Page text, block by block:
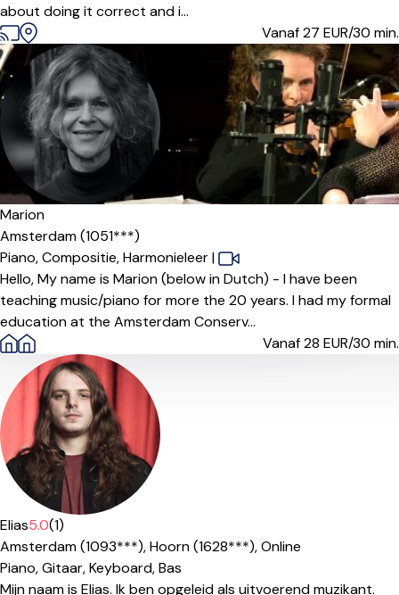
about doing it correct and i...
Vanaf 27 EUR/30 min.
Marion
Amsterdam (1051***)
Piano,Compositie,Harmonieleer|
Hello, My name is Marion (below in Dutch) - I have been
teaching music/piano for more the 20 years. I had my formal
education at the Amsterdam Conserv...
Vanaf 28 EUR/30 min.
Elias5.0(1)
Amsterdam (1093***),Hoorn (1628***),Online
Piano,Gitaar,Keyboard,Bas
Mijn naam is Elias. Ik ben opgeleid als uitvoerend muzikant.